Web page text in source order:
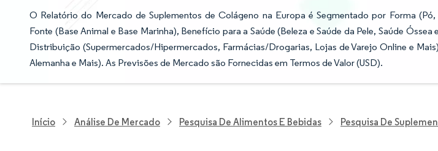
O Relatório do Mercado de Suplementos de Colágeno na Europa é Segmentado por Forma
Fonte (Base Animal e Base Marinha), Benefício para a Saúde (Beleza e Saúde da Pele, Saúde
Distribuição (Supermercados/Hipermercados, Farmácias/Drogarias, Lojas de Varejo Online e
Alemanha e Mais). As Previsões de Mercado são Fornecidas em Termos de Valor (USD).
Início Análise De Mercado Pesquisa De Alimentos E Bebidas Pesquisa De